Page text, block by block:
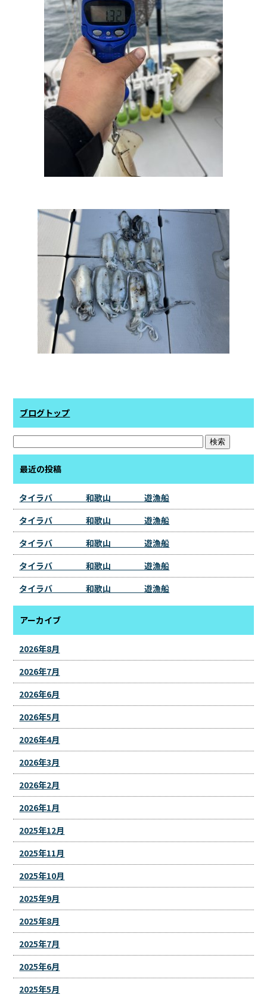
ブログトップ
最近の投稿
タイラバ 和歌山 遊漁船
タイラバ 和歌山 遊漁船
タイラバ 和歌山 遊漁船
タイラバ 和歌山 遊漁船
タイラバ 和歌山 遊漁船
アーカイブ
2026年8月
2026年7月
2026年6月
2026年5月
2026年4月
2026年3月
2026年2月
2026年1月
2025年12月
2025年11月
2025年10月
2025年9月
2025年8月
2025年7月
2025年6月
2025年5月